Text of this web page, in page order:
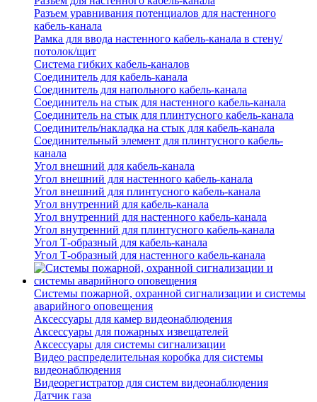
Разъем уравнивания потенциалов для настенного
кабель-канала
Рамка для ввода настенного кабель-канала в стену/
потолок/щит
Система гибких кабель-каналов
Соединитель для кабель-канала
Соединитель для напольного кабель-канала
Соединитель на стык для настенного кабель-канала
Соединитель на стык для плинтусного кабель-канала
Соединитель/накладка на стык для кабель-канала
Соединительный элемент для плинтусного кабель-
канала
Угол внешний для кабель-канала
Угол внешний для настенного кабель-канала
Угол внешний для плинтусного кабель-канала
Угол внутренний для кабель-канала
Угол внутренний для настенного кабель-канала
Угол внутренний для плинтусного кабель-канала
Угол Т-образный для кабель-канала
Угол Т-образный для настенного кабель-канала
Системы пожарной, охранной сигнализации и системы
аварийного оповещения
Аксессуары для камер видеонаблюдения
Аксессуары для пожарных извещателей
Аксессуары для системы сигнализации
Видео распределительная коробка для системы
видеонаблюдения
Видеорегистратор для систем видеонаблюдения
Датчик газа